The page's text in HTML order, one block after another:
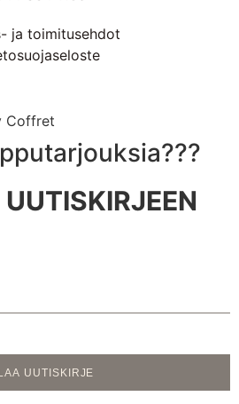
ja toimitusehdot
Coffret
UUTISKIRJE